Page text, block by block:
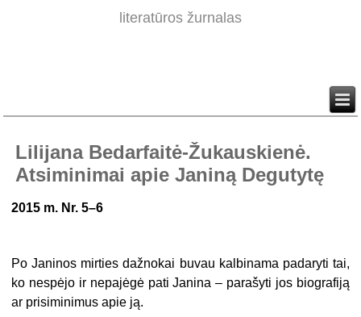
literatūros žurnalas
Lilijana Bedarfaitė-Žukauskienė.
Atsiminimai apie Janiną Degutytę
2015 m. Nr. 5–6
Po Janinos mirties dažnokai buvau kalbinama padaryti tai,
ko nespėjo ir nepajėgė pati Janina – parašyti jos biografiją
ar prisiminimus apie ją.